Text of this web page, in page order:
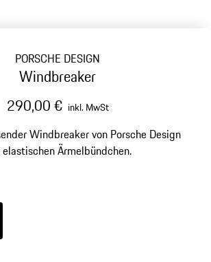
PORSCHE DESIGN
Windbreaker
290,00 € inkl. MwSt
Windbreaker von Porsche Design
Ärmelbündchen.
schwarz